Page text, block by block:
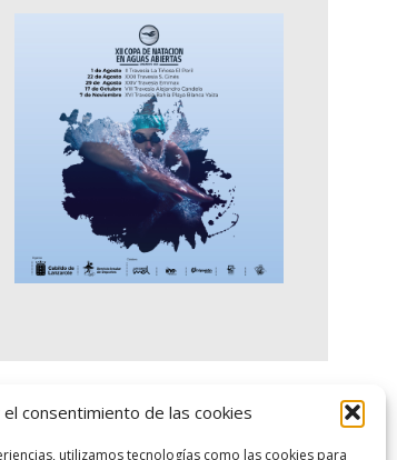
consentimiento de las cookies
utilizamos tecnologías como las cookies para
logo SID